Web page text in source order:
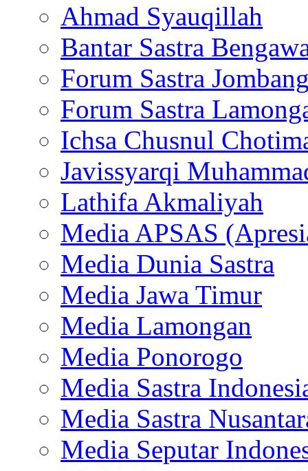
Ahmad Syauqillah
Bantar Sastra
Forum Sastra
Forum Sastra
Ichsa Chusnul
Javissyarqi
Lathifa Akmaliyah
Media APSAS
Media Dunia Sastra
Media Jawa Timur
Media Lamongan
Media Ponorogo
Media Sastra
Media Sastra
Media Seputar